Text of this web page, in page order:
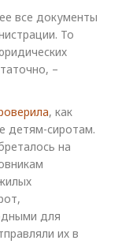
все документы
То
–
, как
детям-сиротам.
на
для
их в